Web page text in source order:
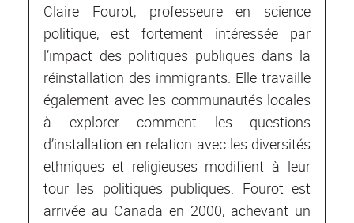
Claire Fourot, professeure en science
politique, est fortement intéressée par
l’impact des politiques publiques dans la
réinstallation des immigrants. Elle travaille
également avec les communautés locales
à explorer comment les questions
d’installation en relation avec les diversités
ethniques et religieuses modifient à leur
tour les politiques publiques. Fourot est
arrivée au Canada en 2000, achevant un